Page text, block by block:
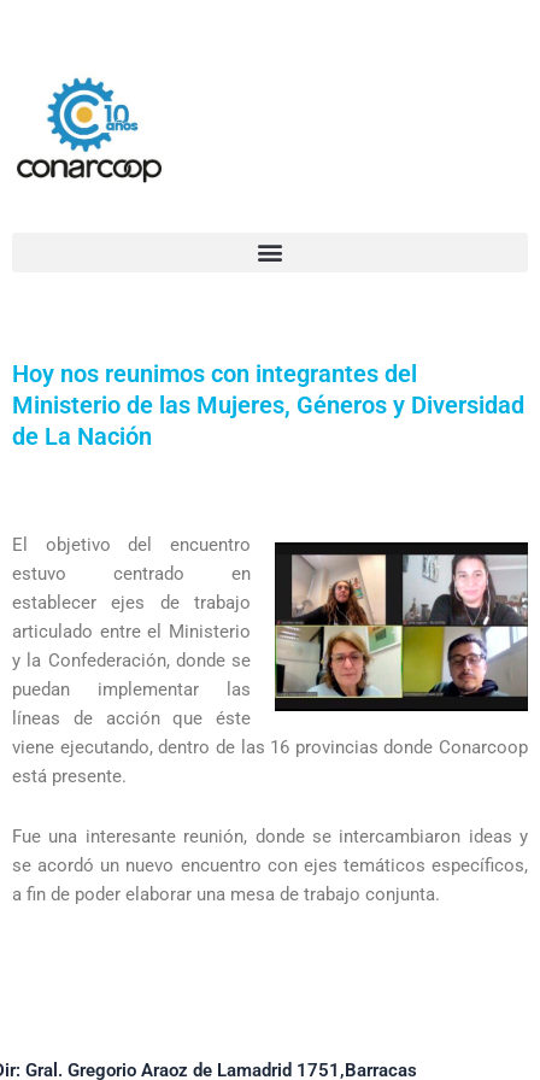
Hoy nos reunimos con integrantes del
Ministerio de las Mujeres, Géneros y Diversidad
de La Nación
El objetivo del encuentro
estuvo centrado en
establecer ejes de trabajo
articulado entre el Ministerio
y la Confederación, donde se
puedan implementar las
líneas de acción que éste
viene ejecutando, dentro de las 16 provincias donde Conarcoop
está presente.
Fue una interesante reunión, donde se intercambiaron ideas y
se acordó un nuevo encuentro con ejes temáticos específicos,
a fin de poder elaborar una mesa de trabajo conjunta.
Gral. Gregorio Araoz de Lamadrid 1751,Barracas